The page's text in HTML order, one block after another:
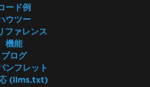
ード例
ウツー
ファレンス
機能
ブログ
ンフレット
(llms.txt)